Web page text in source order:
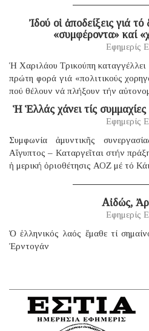
Ἰδού οἱ ἀποδείξεις γιά
«συμφέροντα» καί
Εφημερίς
Ἡ Χαριλάου Τρικούπη καταγγέλλει
πρώτη φορά γιά «πολιτικούς
πού θέλουν νά πλήξουν τήν
Ἡ Ἑλλάς χάνει τίς
Εφημερίς
Συμφωνία ἀμυντικῆς
Αἴγυπτος – Καταργεῖται στήν
ἡ μερική ὁριοθέτησις ΑΟΖ μέ τό
Αἰδώς,
Εφημερίς
Ὁ ἑλληνικός λαός ἔμαθε τί
Ἐρντογάν